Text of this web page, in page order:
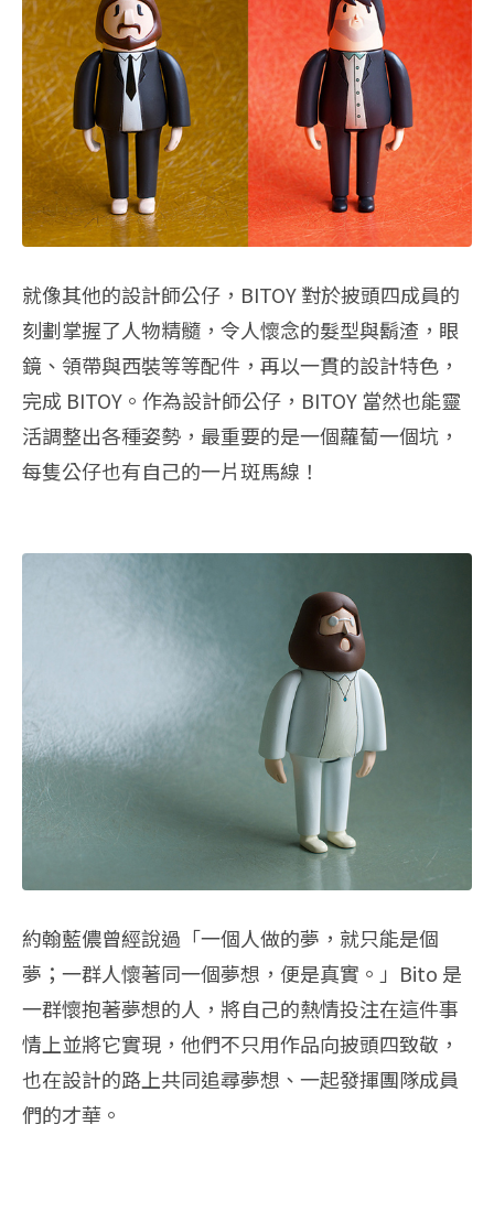
就像其他的設計師公仔，BITOY 對於披頭四成員的
刻劃掌握了人物精髓，令人懷念的髮型與鬍渣，眼
鏡、領帶與西裝等等配件，再以一貫的設計特色，
完成 BITOY。作為設計師公仔，BITOY 當然也能靈
活調整出各種姿勢，最重要的是一個蘿蔔一個坑，
每隻公仔也有自己的一片斑馬線！
約翰藍儂曾經說過「一個人做的夢，就只能是個
夢；一群人懷著同一個夢想，便是真實。」Bito 是
一群懷抱著夢想的人，將自己的熱情投注在這件事
情上並將它實現，他們不只用作品向披頭四致敬，
也在設計的路上共同追尋夢想、一起發揮團隊成員
們的才華。